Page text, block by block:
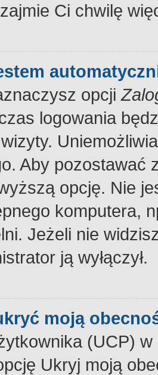
Ci chwilę
opcji
logowania
Aby pozostawać
opcję. Nie
komputera,
Jeżeli nie
ją wyłączył.
moją
(UCP) w
Ukryj moją